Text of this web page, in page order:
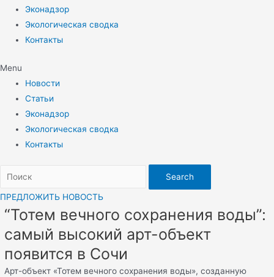
Эконадзор
Экологическая сводка
Контакты
Menu
Новости
Статьи
Эконадзор
Экологическая сводка
Контакты
Search
ПРЕДЛОЖИТЬ НОВОСТЬ
“Тотем вечного сохранения воды”:
самый высокий арт-объект
появится в Сочи
Арт-объект «Тотем вечного сохранения воды», созданную